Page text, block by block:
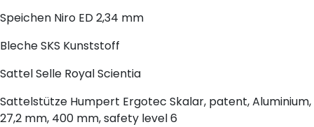
Speichen Niro ED 2,34 mm
BlecheSKS Kunststoff
SattelSelle Royal Scientia
Sattelstütze Humpert Ergotec Skalar, patent, Aluminium,
27,2 mm, 400 mm, safety level 6